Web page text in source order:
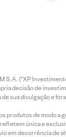
S.A. (“XP
decisão de
sua divulgação e
produtos de modo a
única e
em decorrência